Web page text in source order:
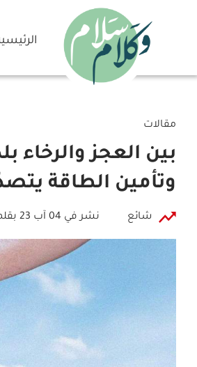
مقالات
بين العجز والرخاء
وتأمين الطاقة
شائع نشر في 04 آب 23